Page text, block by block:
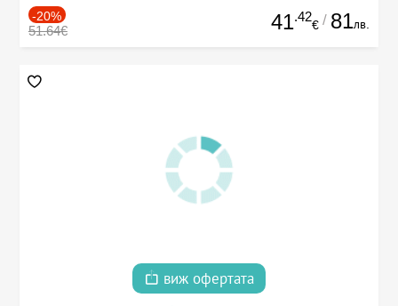
-20%
51.64€ 41.42
€ / 81лв.
виж офертата